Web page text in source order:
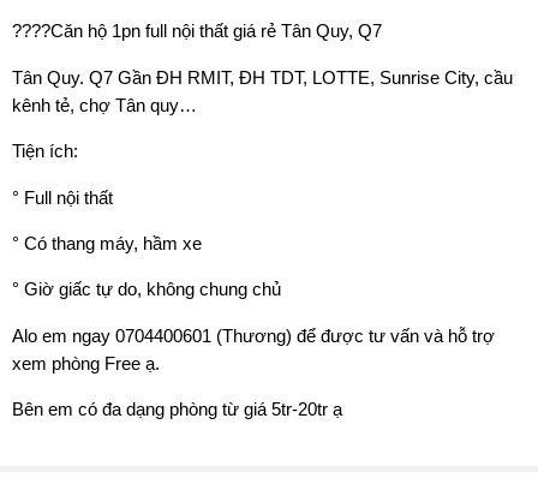
????Căn hộ 1pn full nội thất giá rẻ Tân Quy, Q7
Tân Quy. Q7 Gần ĐH RMIT, ĐH TDT, LOTTE, Sunrise City, cầu
kênh tẻ, chợ Tân quy…
️Tiện ích:
° Full nội thất
° Có thang máy, hầm xe
° Giờ giấc tự do, không chung chủ
️Alo em ngay 0704400601 (Thương) để được tư vấn và hỗ trợ
xem phòng Free ạ.
Bên em có đa dạng phòng từ giá 5tr-20tr ạ